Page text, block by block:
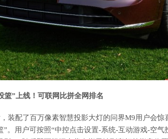
篮” 上线 ！ 可联网比拼全网排名
装配了百万像素智慧投影大灯的问界M9用户会
”。用户可按照“中控点击设置-系统-互动游戏-空